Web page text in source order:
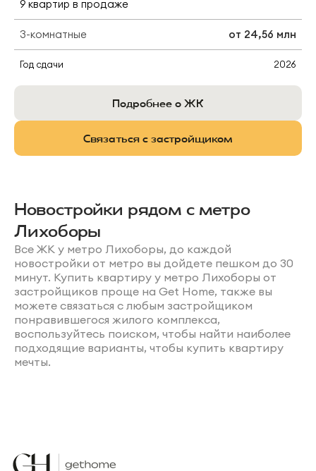
9 квартир в продаже
3-комнатные от 24,56 млн
Год сдачи 2026
Подробнее о ЖК
Связаться с застройщиком
Новостройки рядом с метро
Лихоборы
Все ЖК у метро Лихоборы, до каждой
новостройки от метро вы дойдете пешком до 30
минут. Купить квартиру у метро Лихоборы от
застройщиков проще на Get Home, также вы
можете связаться с любым застройщиком
понравившегося жилого комплекса,
воспользуйтесь поиском, чтобы найти наиболее
подходящие варианты, чтобы купить квартиру
мечты.